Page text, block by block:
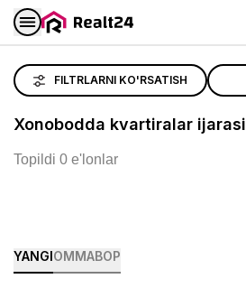
FILTRLARNI KO'RSATISH
Xonobodda kvartiralar ijarasi
Topildi 0 e'lonlar
YANGIOMMABOP